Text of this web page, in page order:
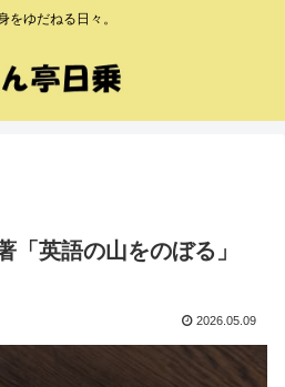
をゆだねる日々。
「英語の山をのぼる」
2026.05.09